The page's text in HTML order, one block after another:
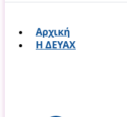
Αρχική
Η ΔΕΥΑΧ